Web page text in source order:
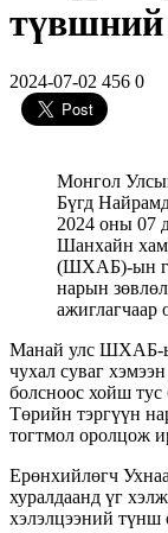
түвшний
2024-07-02 456 0
Монгол
Бүгд
2024 оны 07
Шанхайн
(ШХАБ)-ын
нарын
ажиглагчаар
Манай улс ШХАБ-
чухал суваг
болсноос хойш тус
Төрийн тэргүүн
тогтмол оролцож
Ерөнхийлөгч
хуралдаанд үг
хэлэлцээний түнш